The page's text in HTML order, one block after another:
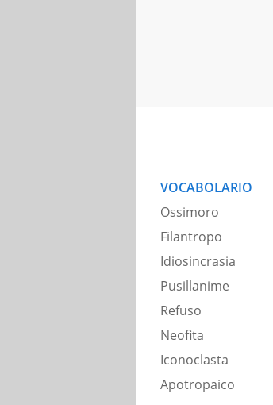
VOCABOLARIO
Ossimoro
Filantropo
Idiosincrasia
Pusillanime
Refuso
Neofita
Iconoclasta
Apotropaico